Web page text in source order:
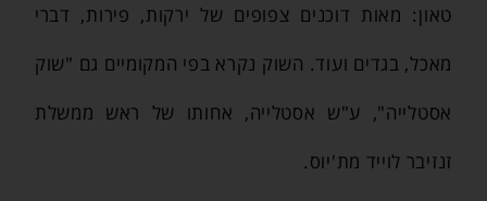
טאון: מאות דוכנים צפופים של ירקות, פירות, דברי
מאכל, בגדים ועוד. השוק נקרא בפי המקומיים גם "שוק
אסטלייה", ע"ש אסטלייה, אחותו של ראש ממשלת
זנזיבר לוייד מת'יוס.